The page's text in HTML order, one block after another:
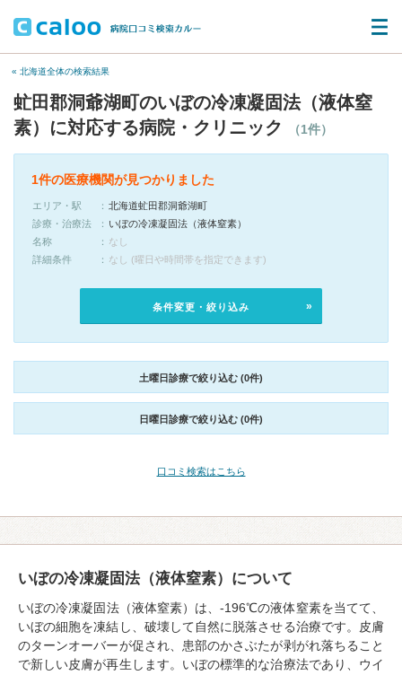
« 北海道全体の検索結果
虻田郡洞爺湖町のいぼの冷凍凝固法（液体窒
素）に対応する病院・クリニック
（1件）
1件の医療機関が見つかりました
エリア・駅
北海道虻田郡洞爺湖町
診療・治療法
いぼの冷凍凝固法（液体窒素）
名称
なし
詳細条件
なし (曜日や時間帯を指定できます)
条件変更・絞り込み
土曜日診療で絞り込む (0件)
日曜日診療で絞り込む (0件)
口コミ検索はこちら
いぼの冷凍凝固法（液体窒素）について
いぼの冷凍凝固法（液体窒素）は、-196℃の液体窒素を当てて、
いぼの細胞を凍結し、破壊して自然に脱落させる治療です。皮膚
のターンオーバーが促され、患部のかさぶたが剥がれ落ちること
で新しい皮膚が再生します。いぼの標準的な治療法であり、ウイ